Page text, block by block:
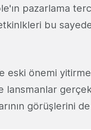
pazarlama
bu
önemi
lansmanlar
görüşlerini